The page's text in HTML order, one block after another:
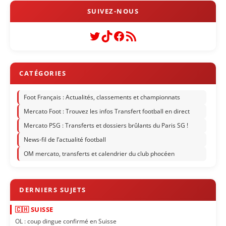
Twitter
TikTok
Facebook
Flux RSS
Foot Français : Actualités, classements et championnats
Mercato Foot : Trouvez les infos Transfert football en direct
Mercato PSG : Transferts et dossiers brûlants du Paris SG !
News-fil de l’actualité football
OM mercato, transferts et calendrier du club phocéen
🇨🇭 SUISSE
OL : coup dingue confirmé en Suisse